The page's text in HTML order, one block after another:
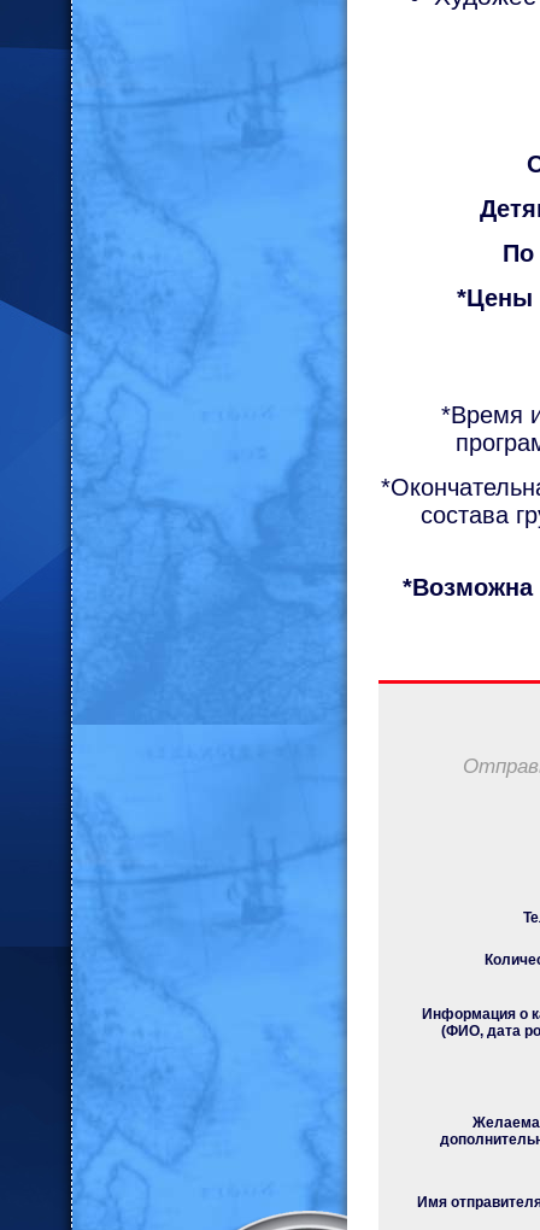
По
*Цены
*Время
состава
*Возможна
Информация о
(ФИО, дата
Имя